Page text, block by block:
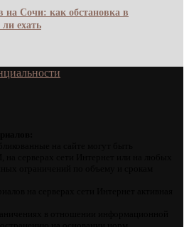
на Сочи: как обстановка в
ехать